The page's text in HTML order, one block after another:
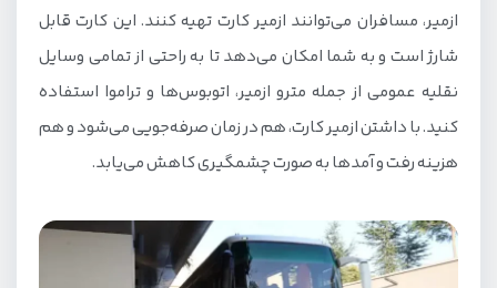
ازمیر، مسافران می‌توانند ازمیر کارت تهیه کنند. این کارت قابل
شارژ است و به شما امکان می‌دهد تا به راحتی از تمامی وسایل
نقلیه عمومی از جمله مترو ازمیر، اتوبوس‌ها و تراموا استفاده
کنید. با داشتن ازمیر کارت، هم در زمان صرفه‌جویی می‌شود و هم
هزینه رفت و آمدها به‌ صورت چشمگیری کاهش می‌یابد.